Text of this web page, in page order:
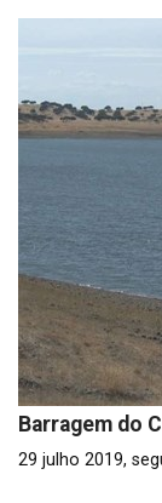
Barragem do
29 julho 2019,